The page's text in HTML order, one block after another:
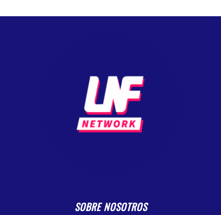
SOBRE NOSOTROS